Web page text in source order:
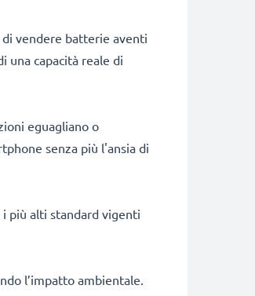
di vendere batterie aventi
una capacità reale di
eguagliano o
senza più l'ansia di
più alti standard vigenti
l’impatto ambientale.